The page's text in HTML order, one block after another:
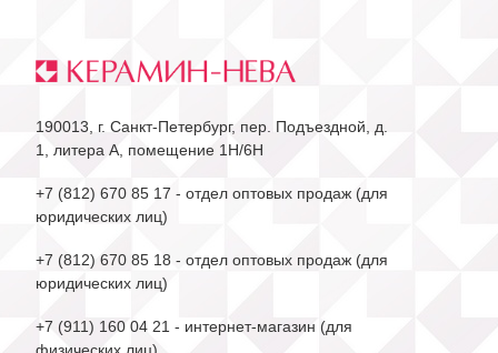
190013, г. Санкт-Петербург, пер. Подъездной, д.
1, литера А, помещение 1Н/6Н
+7 (812) 670 85 17 - отдел оптовых продаж (для
юридических лиц)
+7 (812) 670 85 18 - отдел оптовых продаж (для
юридических лиц)
+7 (911) 160 04 21 - интернет-магазин (для